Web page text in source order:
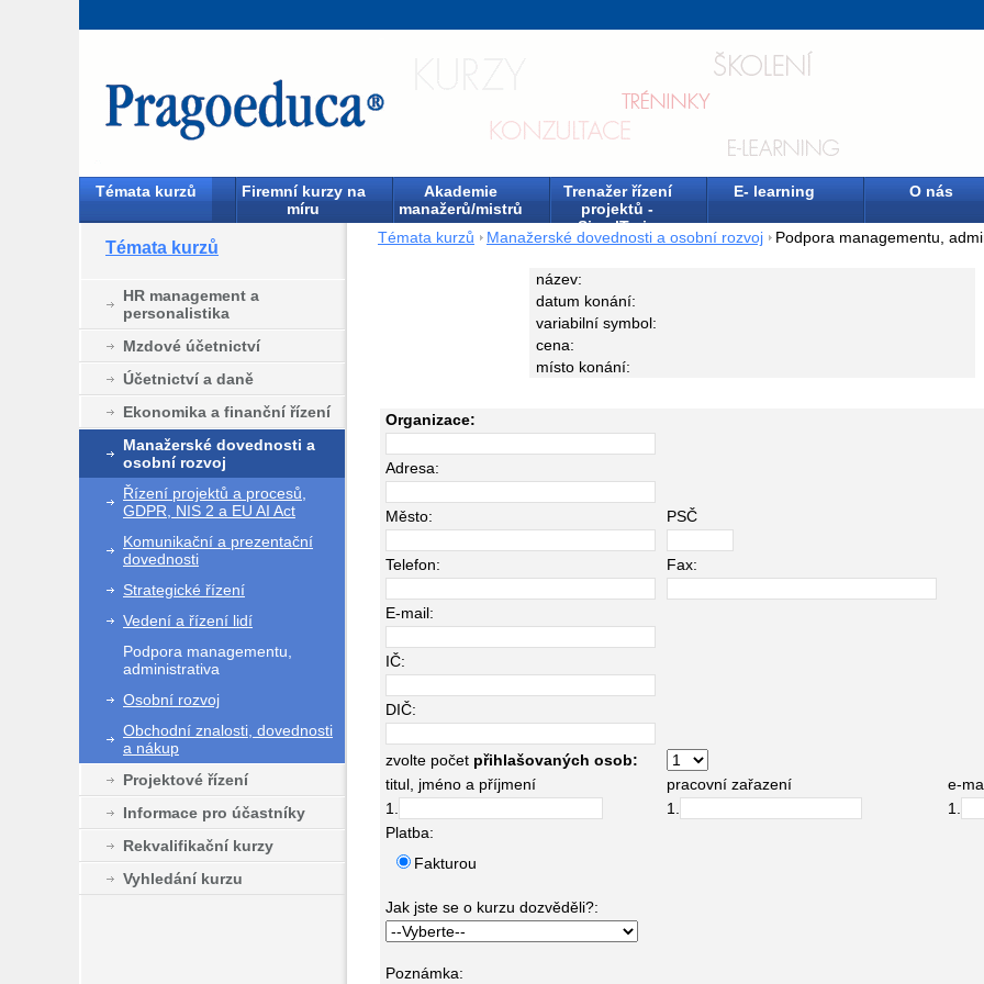
Témata kurzů
Firemní kurzy na
míru
Akademie
manažerů/mistrů
Trenažer řízení
projektů -
SimulTrain
E- learning O nás
Témata kurzů
HR management a
personalistika
Mzdové účetnictví
Účetnictví a daně
Ekonomika a finanční řízení
Manažerské dovednosti a
osobní rozvoj
Řízení projektů a procesů,
GDPR, NIS 2 a EU AI Act
Komunikační a prezentační
dovednosti
Strategické řízení
Vedení a řízení lidí
Podpora managementu,
administrativa
Osobní rozvoj
Obchodní znalosti, dovednosti
a nákup
Projektové řízení
Informace pro účastníky
Rekvalifikační kurzy
Vyhledání kurzu
Témata kurzů Manažerské dovednosti a osobní rozvoj Podpora managementu,
název:
datum konání:
variabilní symbol:
cena:
místo konání:
Organizace:
Adresa:
Město: PSČ
Telefon: Fax:
E-mail:
IČ:
DIČ:
zvolte počet přihlašovaných osob:
titul, jméno a příjmení
pracovní zařazení
e-
1.
1.
1.
Platba:
Fakturou
Jak jste se o kurzu dozvěděli?:
Poznámka: